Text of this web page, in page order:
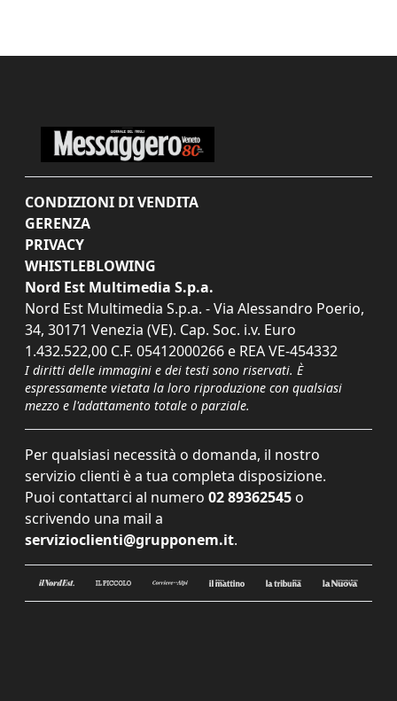
CONDIZIONI DI VENDITA
GERENZA
PRIVACY
WHISTLEBLOWING
Nord Est Multimedia S.p.a.
Nord Est Multimedia S.p.a. - Via Alessandro Poerio,
34, 30171 Venezia (VE). Cap. Soc. i.v. Euro
1.432.522,00 C.F. 05412000266 e REA VE-454332
I diritti delle immagini e dei testi sono riservati. È
espressamente vietata la loro riproduzione con qualsiasi
mezzo e l'adattamento totale o parziale.
Per qualsiasi necessità o domanda, il nostro
servizio clienti è a tua completa disposizione.
Puoi contattarci al numero 02 89362545 o
scrivendo una mail a
servizioclienti@grupponem.it.